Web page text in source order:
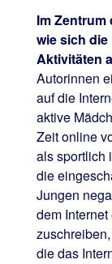
Im Zentrum
wie sich
Aktivitäten
Autorinnen
auf die
aktive
Zeit online
als sportlich
die
Jungen
dem
die das